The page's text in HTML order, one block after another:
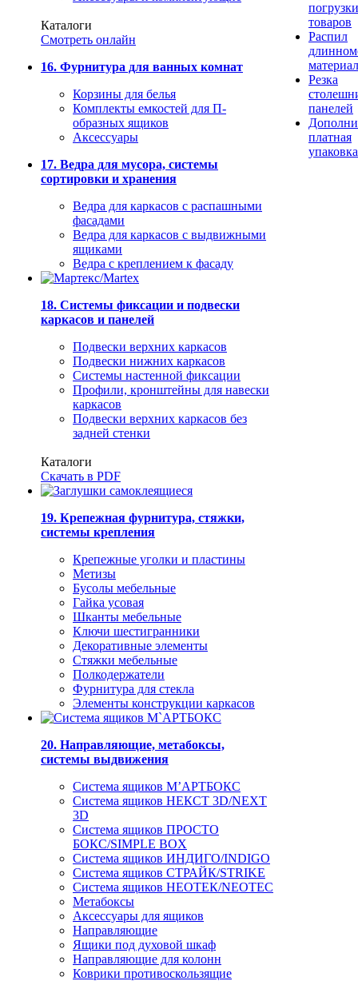
Каталоги
Смотреть онлайн
16. Фурнитура для ванных комнат
Корзины для белья
Комплекты емкостей для П-
образных ящиков
Аксессуары
17. Ведра для мусора, системы
сортировки и хранения
Ведра для каркасов с распашными
фасадами
Ведра для каркасов с выдвижными
ящиками
Ведра с креплением к фасаду
18. Системы фиксации и подвески
каркасов и панелей
Подвески верхних каркасов
Подвески нижних каркасов
Системы настенной фиксации
Профили, кронштейны для навески
каркасов
Подвески верхних каркасов без
задней стенки
Каталоги
Скачать в PDF
19. Крепежная фурнитура, стяжки,
системы крепления
Крепежные уголки и пластины
Метизы
Бусолы мебельные
Гайка усовая
Шканты мебельные
Ключи шестигранники
Декоративные элементы
Стяжки мебельные
Полкодержатели
Фурнитура для стекла
Элементы конструкции каркасов
20. Направляющие, метабоксы,
системы выдвижения
Система ящиков М’АРТБОКС
Система ящиков НЕКСТ 3D/NEXT
3D
Система ящиков ПРОСТО
БОКС/SIMPLE BOX
Система ящиков ИНДИГО/INDIGO
Система ящиков СТРАЙК/STRIKE
Система ящиков НЕОТЕК/NEOTEC
Метабоксы
Аксессуары для ящиков
Направляющие
Ящики под духовой шкаф
Направляющие для колонн
Коврики противоскользящие
погрузки
товаров
Распил
Резка
панелей
платная
упаковка